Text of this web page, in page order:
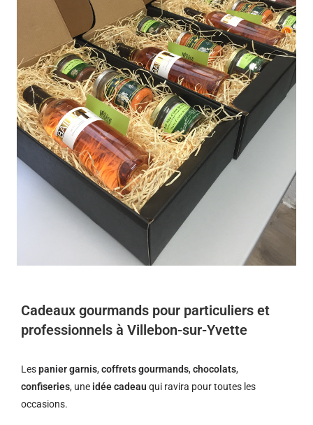
Cadeaux gourmands pour particuliers et
professionnels à Villebon-sur-Yvette
Lespanier garnis,coffrets gourmands,chocolats,
confiseries, une idée cadeau qui ravira pour toutes les
occasions.